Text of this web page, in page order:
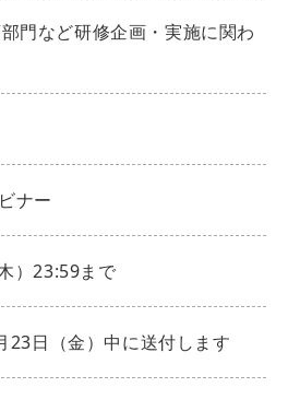
門など研修企画・実施に関わ
ナー
）23:59まで
23日（金）中に送付します